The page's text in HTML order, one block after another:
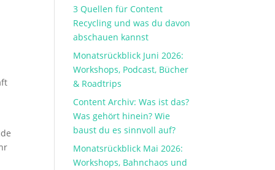
3 Quellen für Content
Recycling und was du davon
abschauen kannst
Monatsrückblick Juni 2026:
Workshops, Podcast, Bücher
& Roadtrips
Content Archiv: Was ist das?
Was gehört hinein? Wie
baust du es sinnvoll auf?
Monatsrückblick Mai 2026:
Workshops, Bahnchaos und